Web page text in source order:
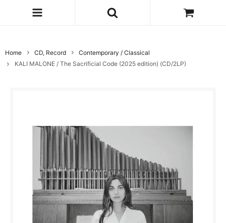
Home CD, Record
Contemporary / Classical
KALI MALONE / The Sacrificial Code (2025 edition) (CD/2LP)